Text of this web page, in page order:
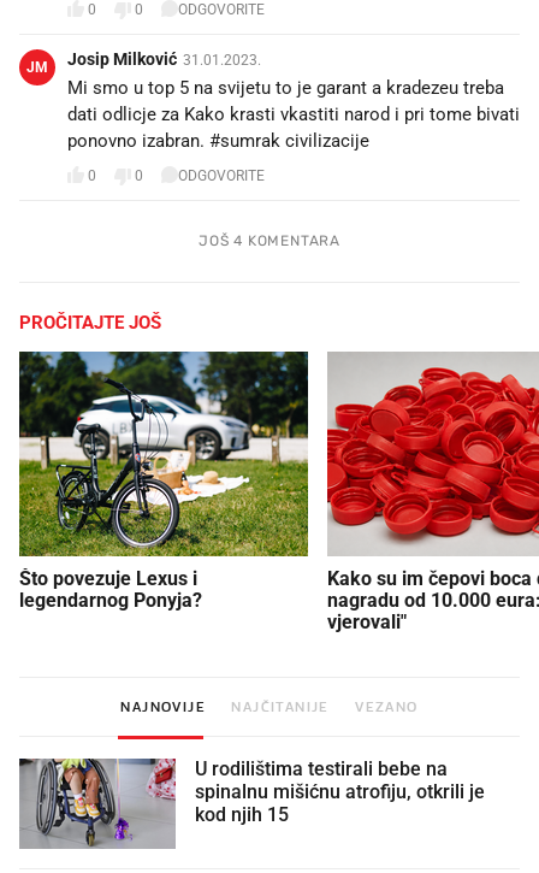
0 0 ODGOVORITE
JM Josip Milković 31.01.2023.
Mi smo u top 5 na svijetu to je garant a kradezeu treba
dati odlicje za Kako krasti vkastiti narod i pri tome bivati
ponovno izabran. #sumrak civilizacije
0 0 ODGOVORITE
JOŠ 4 KOMENTARA
PROČITAJTE JOŠ
Što povezuje Lexus i
legendarnog Ponyja?
Kako su im čepovi boca
nagradu od 10.000
vjerovali"
NAJNOVIJE NAJČITANIJE VEZANO
U rodilištima testirali bebe na
spinalnu mišićnu atrofiju, otkrili je
kod njih 15